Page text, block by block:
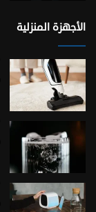
الأجهزة المنزلية